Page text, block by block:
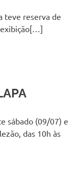
teve reserva de
exibição[…]
sábado (09/07) e
das 10h às